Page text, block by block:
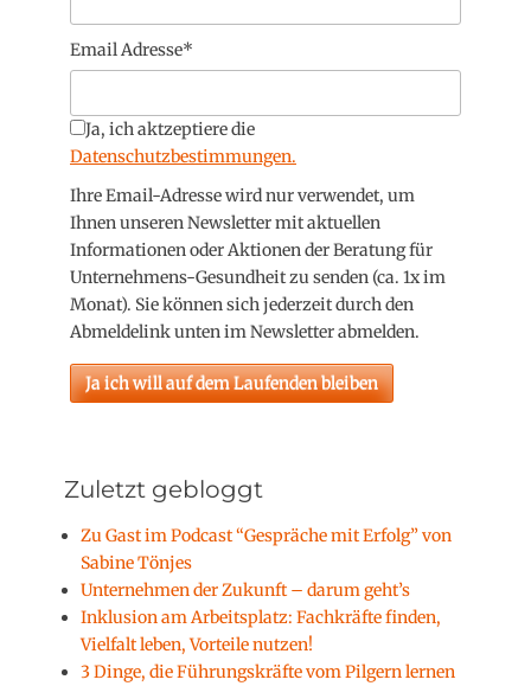
Email Adresse*
Ja, ich aktzeptiere die
Datenschutzbestimmungen.
Ihre Email-Adresse wird nur verwendet, um
Ihnen unseren Newsletter mit aktuellen
Informationen oder Aktionen der Beratung für
Unternehmens-Gesundheit zu senden (ca. 1x im
Monat). Sie können sich jederzeit durch den
Abmeldelink unten im Newsletter abmelden.
Zuletzt gebloggt
Zu Gast im Podcast “Gespräche mit Erfolg” von
Sabine Tönjes
Unternehmen der Zukunft – darum geht’s
Inklusion am Arbeitsplatz: Fachkräfte finden,
Vielfalt leben, Vorteile nutzen!
3 Dinge, die Führungskräfte vom Pilgern lernen